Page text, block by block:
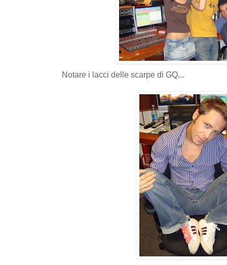
Notare i lacci delle scarpe di GQ...